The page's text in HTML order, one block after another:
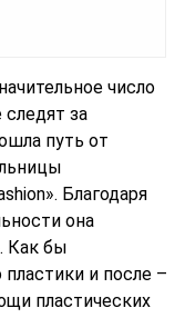
число
за
путь от
Благодаря
она
Как бы
и после –
пластических